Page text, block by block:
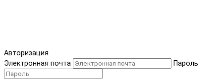
Авторизация
Электронная почта
Пароль